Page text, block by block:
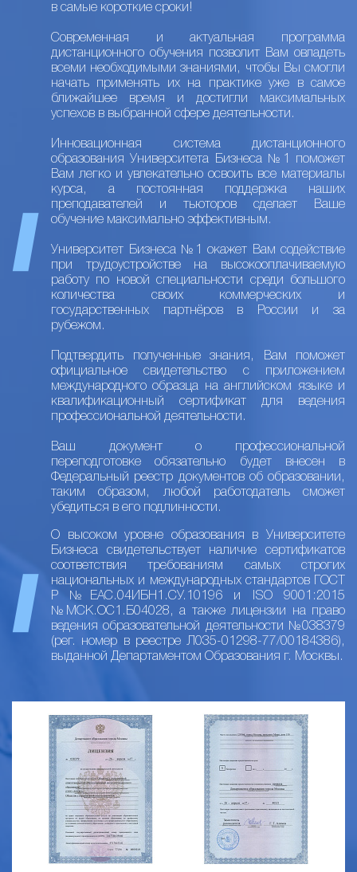
в самые короткие сроки!
Современная и актуальная программа
дистанционного обучения позволит Вам овладеть
всеми необходимыми знаниями, чтобы Вы смогли
начать применять их на практике уже в самое
ближайшее время и достигли максимальных
успехов в выбранной сфере деятельности.
Инновационная система дистанционного
образования Университета Бизнеса №1 поможет
Вам легко и увлекательно освоить все материалы
курса, а постоянная поддержка наших
преподавателей и тьюторов сделает Ваше
обучение максимально эффективным.
Университет Бизнеса №1 окажет Вам содействие
при трудоустройстве на высокооплачиваемую
работу по новой специальности среди большого
количества своих коммерческих и
государственных партнёров в России и за
рубежом.
Подтвердить полученные знания, Вам поможет
официальное свидетельство с приложением
международного образца на английском языке и
квалификационный сертификат для ведения
профессиональной деятельности.
Ваш документ о профессиональной
переподготовке обязательно будет внесен в
Федеральный реестр документов об образовании,
таким образом, любой работодатель сможет
убедиться в его подлинности.
О высоком уровне образования в Университете
Бизнеса свидетельствует наличие сертификатов
соответствия требованиям самых строгих
национальных и международных стандартов ГОСТ
Р №ЕАС.04ИБН1.СУ.10196 и ISO 9001:2015
№МСК.ОС1.Б04028, а также лицензии на право
ведения образовательной деятельности №038379
(рег. номер в реестре Л035-01298-77/00184386),
выданной Департаментом Образования г. Москвы.